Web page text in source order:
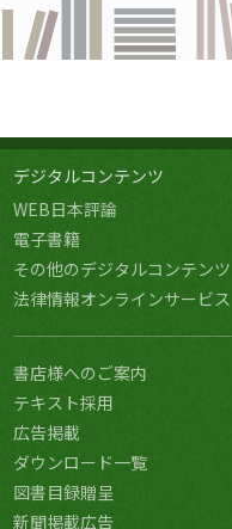
デジタルコンテンツ
WEB日本評論
電子書籍
その他のデジタルコンテンツ
法律情報オンラインサービス
書店様へのご案内
テキスト採用
広告掲載
ダウンロード一覧
図書目録贈呈
新聞掲載広告